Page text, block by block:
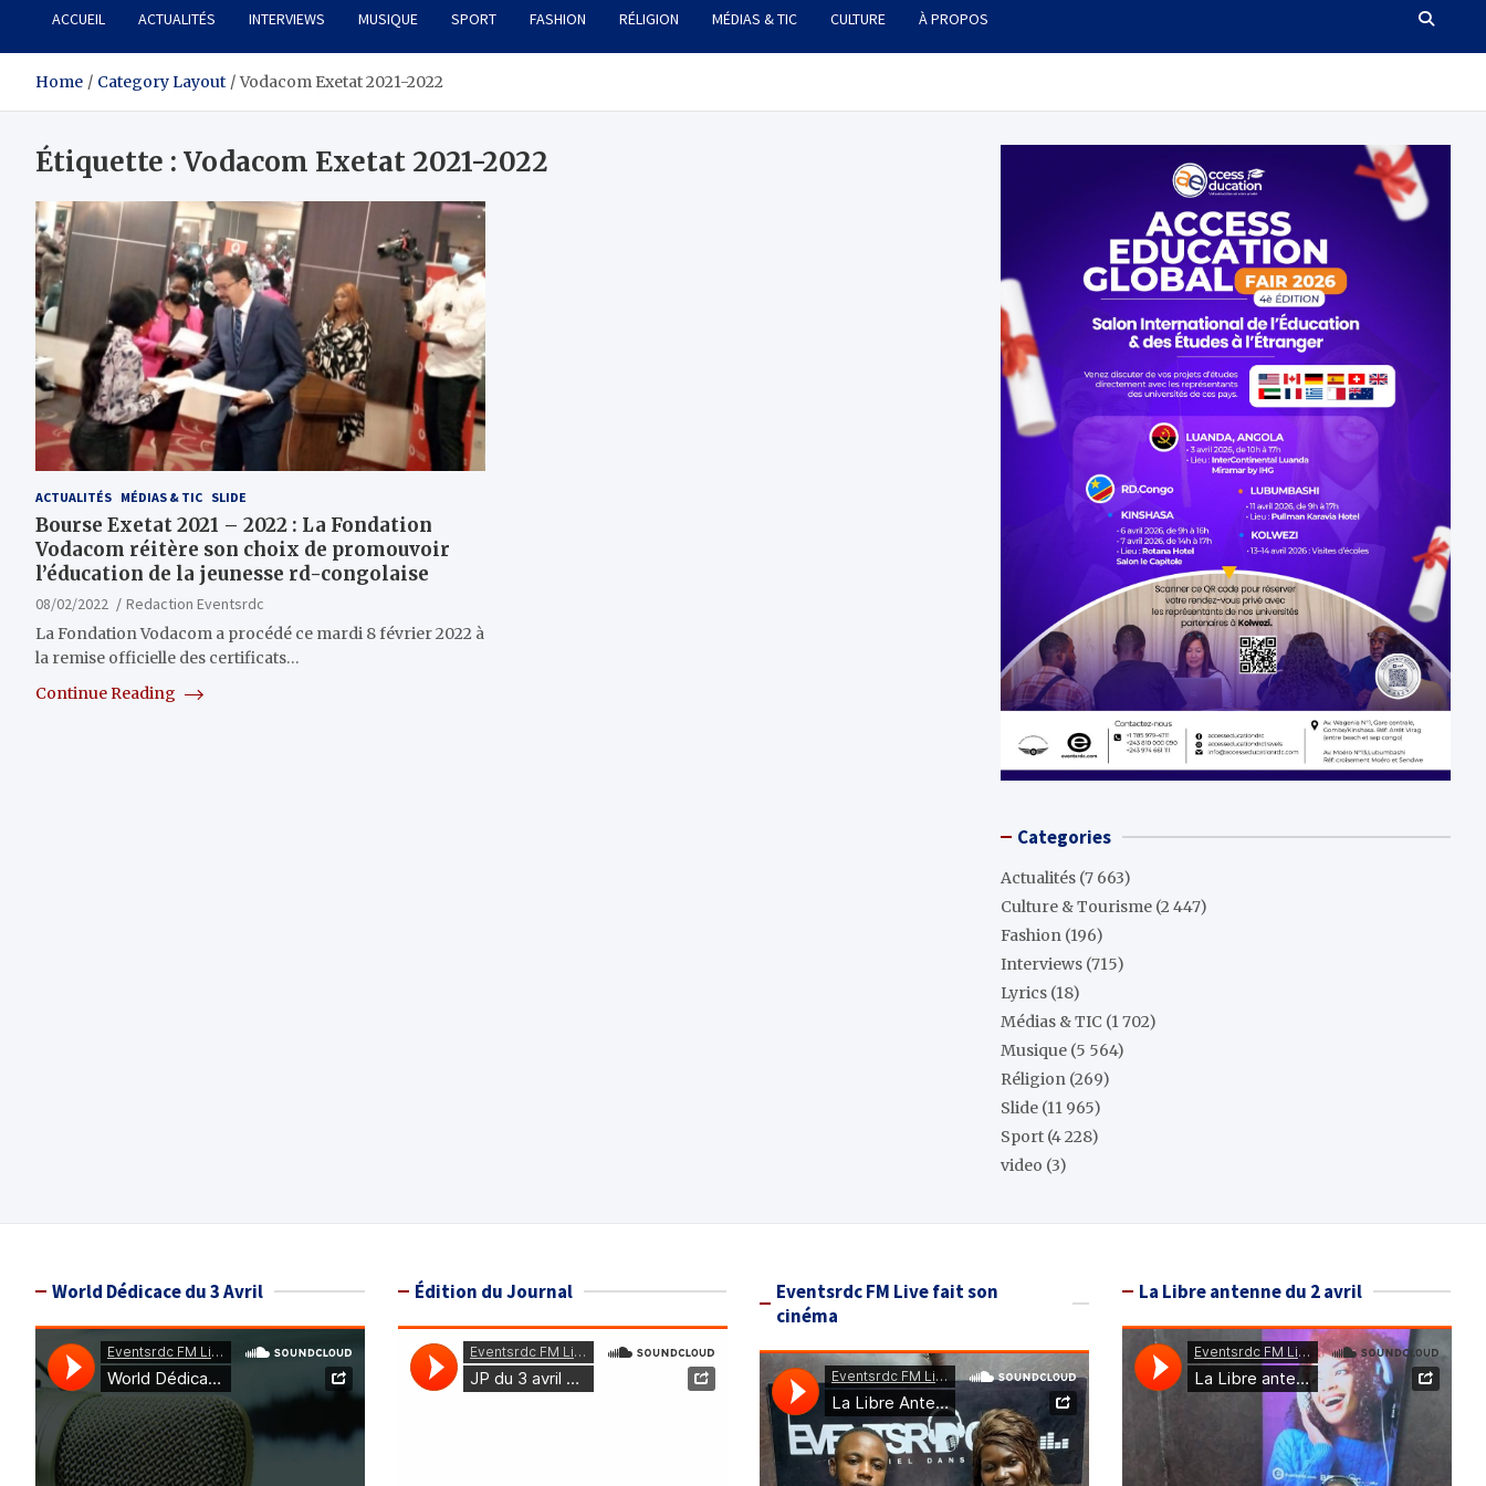
ACCUEIL ACTUALITÉS INTERVIEWS MUSIQUE SPORT FASHION RÉLIGION MÉDIAS & TIC CULTURE À PROPOS
Home Category Layout Vodacom Exetat 2021-2022
Étiquette : Vodacom Exetat 2021-2022
ACTUALITÉS MÉDIAS & TIC SLIDE
Bourse Exetat 2021 – 2022 : La Fondation
Vodacom réitère son choix de promouvoir
l’éducation de la jeunesse rd-congolaise
08/02/2022
Redaction Eventsrdc
La Fondation Vodacom a procédé ce mardi 8 février 2022 à
la remise officielle des certificats…
Continue Reading
Categories
Actualités (7 663)
Culture & Tourisme (2 447)
Fashion (196)
Interviews (715)
Lyrics (18)
Médias & TIC (1 702)
Musique (5 564)
Réligion (269)
Slide (11 965)
Sport (4 228)
video (3)
World Dédicace du 3 Avril Édition du Journal
Eventsrdc FM Live fait son
cinéma
La Libre antenne du 2 avril